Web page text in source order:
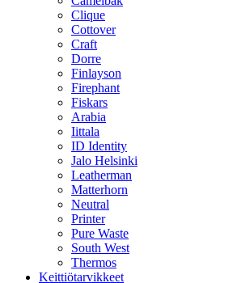
Clique
Cottover
Craft
Dorre
Finlayson
Firephant
Fiskars
Arabia
Iittala
ID Identity
Jalo Helsinki
Leatherman
Matterhorn
Neutral
Printer
Pure Waste
South West
Thermos
Keittiötarvikkeet